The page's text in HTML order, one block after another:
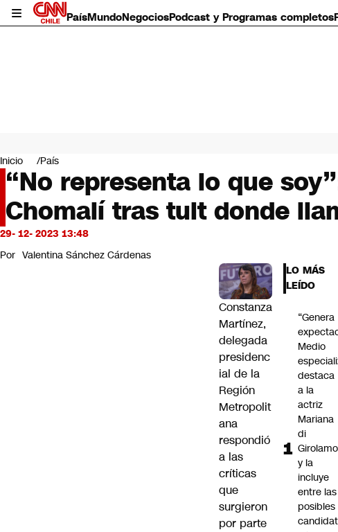
PaísMundoNegociosPodcast y Programas completos
Mundo
Negocios
Deportes
Programas completos
Cultura
Servicios
Bits
CNN Data
Inicio País
“No representa lo que
Chomalí tras tuit donde
29- 12- 2023 13:48
Por Valentina Sánchez Cárdenas
Constanza
Martínez,
delegada
presidenc
ial de la
Región
Metropolit
ana
respondió
a las
críticas
que
surgieron
por parte
LO MÁS
LEÍDO
“Genera
Medio
destaca
a la
actriz
Mariana
di
Girolamo
y la
incluye
entre las
posibles